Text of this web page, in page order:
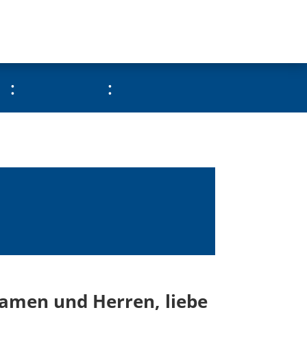
: :
und Herren, liebe